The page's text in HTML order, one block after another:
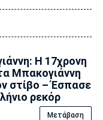
Η 17χρονη
Μπακογιάννη
στίβο – Έσπασε
ρεκόρ
Μετάβαση